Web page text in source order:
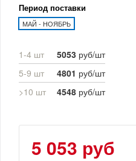
Период поставки
МАЙ - НОЯБРЬ
1-4 шт 5053 руб/шт
5-9 шт
4801 руб/шт
>10 шт
4548 руб/шт
5 053 руб